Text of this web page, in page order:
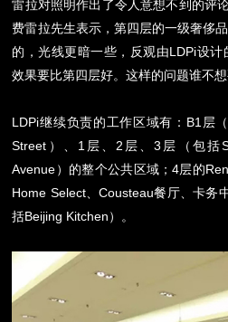
雷拉对照明作出了令人意想不到的评论
费雷拉先生表示，第四层的一级奢侈
的，光线更暗一些，反观由LDPi设计
效果要比第四层好。这样的问题谁不想
LDPi继续负责的工作区域有： B1层
Street ）、 1层、2 层、3 层（包括
Avenue）的整个公共区域；4层的
Home Select、Cousteau餐厅、卡务
括Beijing Kitchen）。